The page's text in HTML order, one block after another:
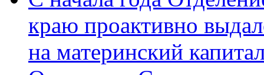
краю проактивно
на материнский